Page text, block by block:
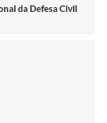
da Defesa Civil